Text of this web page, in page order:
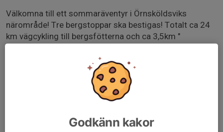
Välkomna till ett sommaräventyr i Örnsköldsviks
närområde! Tre bergstoppar ska bestigas! Totalt ca 24
km vägcykling till bergsfötterna och ca 3,5km "
kan man bestämma strax innan start. Samling 13 på
Bryggerivägen 5 i Järved för genomgång. Kartorna
delas ut 10 min innan starten som sker kl 13.30. Fika vid
Alla välkomna , icke Skogslöpare 50 kr startavgift
eventor.orientering.se/Events/Show/59702
Godkänn kakor